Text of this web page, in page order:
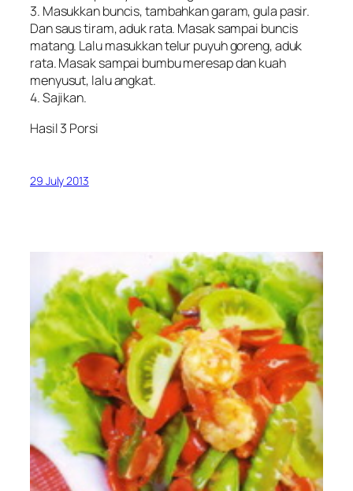
3. Masukkan buncis, tambahkan garam, gula pasir.
Dan saus tiram, aduk rata. Masak sampai buncis
matang. Lalu masukkan telur puyuh goreng, aduk
rata. Masak sampai bumbu meresap dan kuah
menyusut, lalu angkat.
4. Sajikan.
Hasil 3 Porsi
29 July 2013